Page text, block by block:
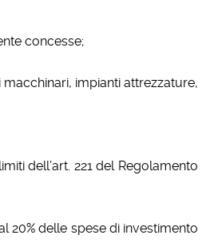
concesse;
impianti attrezzature,
dell’art. 221 del Regolamento
20% delle spese di investimento